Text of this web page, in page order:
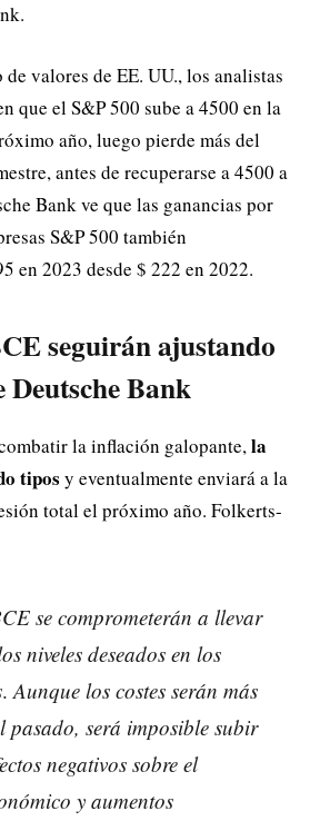
valores de EE. UU., los analistas
que el S&P 500 sube a 4500 en la
año, luego pierde más del
antes de recuperarse a 4500 a
Bank ve que las ganancias por
S&P 500 también
en 2023 desde $ 222 en 2022.
seguirán ajustando
Deutsche Bank
la inflación galopante,la
tipos y eventualmente enviará a la
total el próximo año. Folkerts-
se comprometerán a llevar
niveles deseados en los
. Aunque los costes serán más
pasado, será imposible subir
negativos sobre el
y aumentos